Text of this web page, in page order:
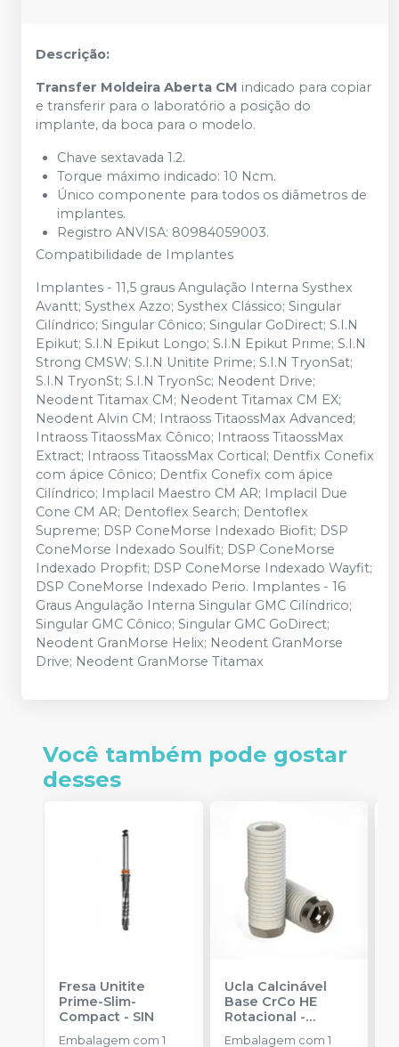
Descrição:
Transfer Moldeira Aberta CM indicado para copiar
e transferir para o laboratório a posição do
implante, da boca para o modelo.
Chave sextavada 1.2.
Torque máximo indicado: 10 Ncm.
Único componente para todos os diâmetros de
implantes.
Registro ANVISA: 80984059003.
Compatibilidade de Implantes
Implantes - 11,5 graus Angulação Interna Systhex
Avantt; Systhex Azzo; Systhex Clássico; Singular
Cilíndrico; Singular Cônico; Singular GoDirect; S.I.N
Epikut; S.I.N Epikut Longo; S.I.N Epikut Prime; S.I.N
Strong CMSW; S.I.N Unitite Prime; S.I.N TryonSat;
S.I.N TryonSt; S.I.N TryonSc; Neodent Drive;
Neodent Titamax CM; Neodent Titamax CM EX;
Neodent Alvin CM; Intraoss TitaossMax Advanced;
Intraoss TitaossMax Cônico; Intraoss TitaossMax
Extract; Intraoss TitaossMax Cortical; Dentfix Conefix
com ápice Cônico; Dentfix Conefix com ápice
Cilíndrico; Implacil Maestro CM AR; Implacil Due
Cone CM AR; Dentoflex Search; Dentoflex
Supreme; DSP ConeMorse Indexado Biofit; DSP
ConeMorse Indexado Soulfit; DSP ConeMorse
Indexado Propfit; DSP ConeMorse Indexado Wayfit;
DSP ConeMorse Indexado Perio. Implantes - 16
Graus Angulação Interna Singular GMC Cilíndrico;
Singular GMC Cônico; Singular GMC GoDirect;
Neodent GranMorse Helix; Neodent GranMorse
Drive; Neodent GranMorse Titamax
Você também pode gostar
desses
Fresa Unitite
Prime-Slim-
Compact - SIN
Embalagem com 1
Ucla Calcinável
Base CrCo HE
Rotacional -
SINGULAR
Embalagem com 1